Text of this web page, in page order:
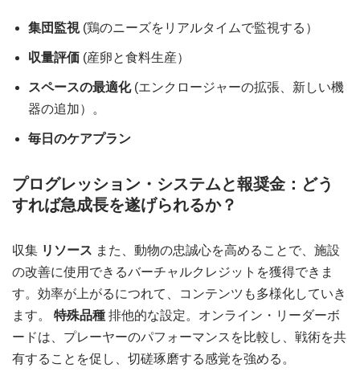
集団監視(鶏のニーズをリアルタイムで監視する）
収量評価 (産卵と食料生産）
スペースの最適化(エンクロージャーの拡張、新しい機
器の追加）。
毎日のケアプラン
プログレッション・システムと報奨金：どう
すれば急成長を遂げられるか？
収集 リソース また、動物の忠誠心を高めることで、施設
の改善に使用できるバーチャルクレジットを獲得できま
す。効率が上がるにつれて、コンテンツも多様化していき
ます。 特殊品種 排他的な設定。オンライン・リーダーボ
ードは、プレーヤーのパフォーマンスを比較し、戦術を共
有することを促し、切磋琢磨する感覚を強める。